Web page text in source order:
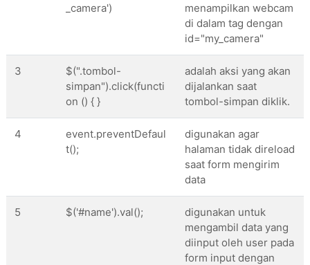
</
"col-md-6">
div
</ div>
div>
"https://code.jquery.com/
        integrity=
"sha256-
script src= "https://cdnjs.cloudflare.com/
"sha384-cs/
_camera')
menampilkan webcam
di dalam tag dengan
id="my_camera"
3
$(".tombol-
simpan").click(functi
on () { }
adalah aksi yang akan
dijalankan saat
tombol-simpan diklik.
4
event.preventDefaul
t();
digunakan agar
halaman tidak direload
saat form mengirim
data
5 $('#name').val();
digunakan untuk
mengambil data yang
diinput oleh user pada
form input dengan